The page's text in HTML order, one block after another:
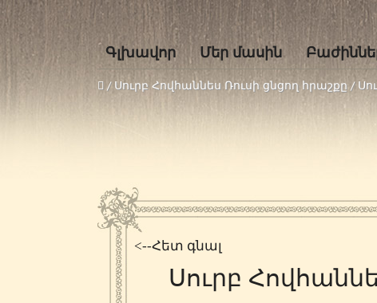
Գլխավոր Մեր մասին
/ Սուրբ Հովհաննես Ռուսի ցնցող հրաշքը/
<--Հետ գնալ
Սուրբ